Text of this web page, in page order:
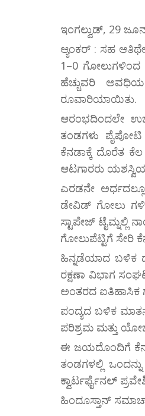
ಇಂಗಲ್ವುಡ್, 29
ಆ್ಯಂಕರ್ : ಸಹ
1–0 ಗೋಲುಗಳಿಂದ
ಹೆಚ್ಚುವರಿ
ರೂವಾರಿಯಾಯಿತು.
ಆರಂಭದಿಂದಲೇ
ತಂಡಗಳು ಪೈಪೋಟಿ
ಕೆನಡಾಕ್ಕೆ ದೊರೆತ
ಆಟಗಾರರು
ಎರಡನೇ
ಡೇವಿಡ್ ಗೋಲು
ಸ್ಟಾಪೇಜ್ ಟೈಮ್ನಲ್ಲಿ
ಗೋಲುಪೆಟ್ಟಿಗೆ ಸೇರಿ
ಹಿನ್ನಡೆಯಾದ ಬಳಿಕ
ರಕ್ಷಣಾ ವಿಭಾಗ
ಅಂತರದ ಐತಿಹಾಸಿಕ
ಪಂದ್ಯದ ಬಳಿಕ
ಪರಿಶ್ರಮ ಮತ್ತು
ಈ ಜಯದೊಂದಿಗೆ
ತಂಡಗಳಲ್ಲಿ
ಕ್ವಾರ್ಟರ್ಫೈನಲ್
ಹಿಂದೂಸ್ತಾನ್